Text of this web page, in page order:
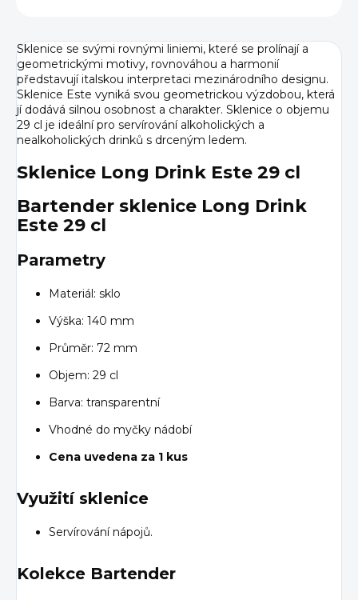
Sklenice se svými rovnými liniemi, které se prolínají a
geometrickými motivy, rovnováhou a harmonií
představují italskou interpretaci mezinárodního designu.
Sklenice Este vyniká svou geometrickou výzdobou, která
jí dodává silnou osobnost a charakter. Sklenice o objemu
29 cl je ideální pro servírování alkoholických a
nealkoholických drinků s drceným ledem.
Sklenice Long Drink Este 29 cl
Bartender sklenice Long Drink
Este 29 cl
Parametry
Materiál: sklo
Výška: 140 mm
Průměr: 72 mm
Objem: 29 cl
Barva: transparentní
Vhodné do myčky nádobí
Cena uvedena za 1 kus
Využití sklenice
Servírování nápojů.
Kolekce Bartender